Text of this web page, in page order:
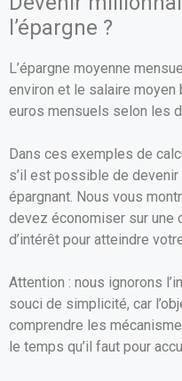
l’épargne ?
L’épargne moyenne
environ et le salaire
euros mensuels selon les
Dans ces exemples de
s’il est possible de
épargnant. Nous vous
devez économiser sur une
d’intérêt pour atteindre
Attention : nous ignorons
souci de simplicité, car
comprendre les
le temps qu’il faut pour